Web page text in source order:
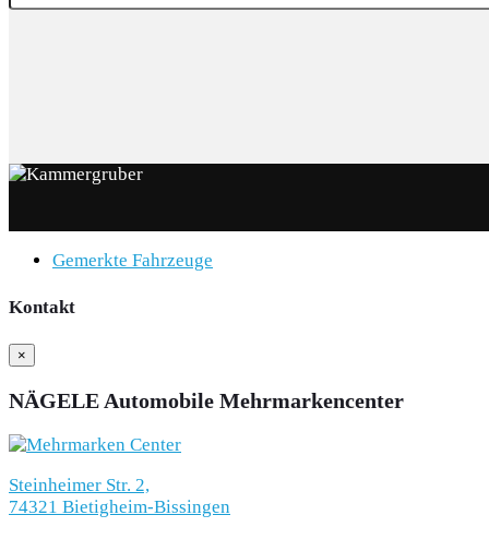
Gemerkte Fahrzeuge
Kontakt
×
NÄGELE Automobile Mehrmarkencenter
Steinheimer Str. 2,
74321 Bietigheim-Bissingen